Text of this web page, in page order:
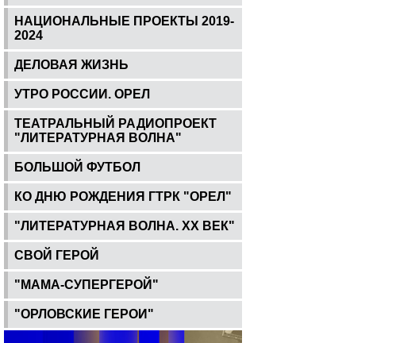
НАЦИОНАЛЬНЫЕ ПРОЕКТЫ 2019-
2024
ДЕЛОВАЯ ЖИЗНЬ
УТРО РОССИИ. ОРЕЛ
ТЕАТРАЛЬНЫЙ РАДИОПРОЕКТ
"ЛИТЕРАТУРНАЯ ВОЛНА"
БОЛЬШОЙ ФУТБОЛ
КО ДНЮ РОЖДЕНИЯ ГТРК "ОРЕЛ"
"ЛИТЕРАТУРНАЯ ВОЛНА. ХХ ВЕК"
СВОЙ ГЕРОЙ
"МАМА-СУПЕРГЕРОЙ"
"ОРЛОВСКИЕ ГЕРОИ"